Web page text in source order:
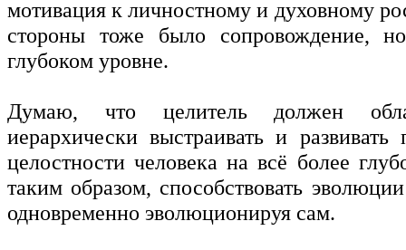
мотивация к личностному и духовному
стороны тоже было сопровождение,
глубоком уровне.
Думаю, что целитель должен
иерархически выстраивать и развивать
целостности человека на всё более
таким образом, способствовать
одновременно эволюционируя сам.